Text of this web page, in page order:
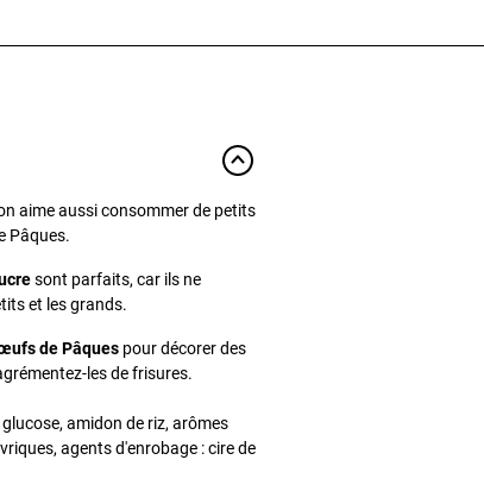
aime aussi consommer de petits
Pâques.
sont parfaits, car ils ne
et les grands.
de Pâques pour décorer des
les de frisures.
amidon de riz, arômes
agents d'enrobage : cire de